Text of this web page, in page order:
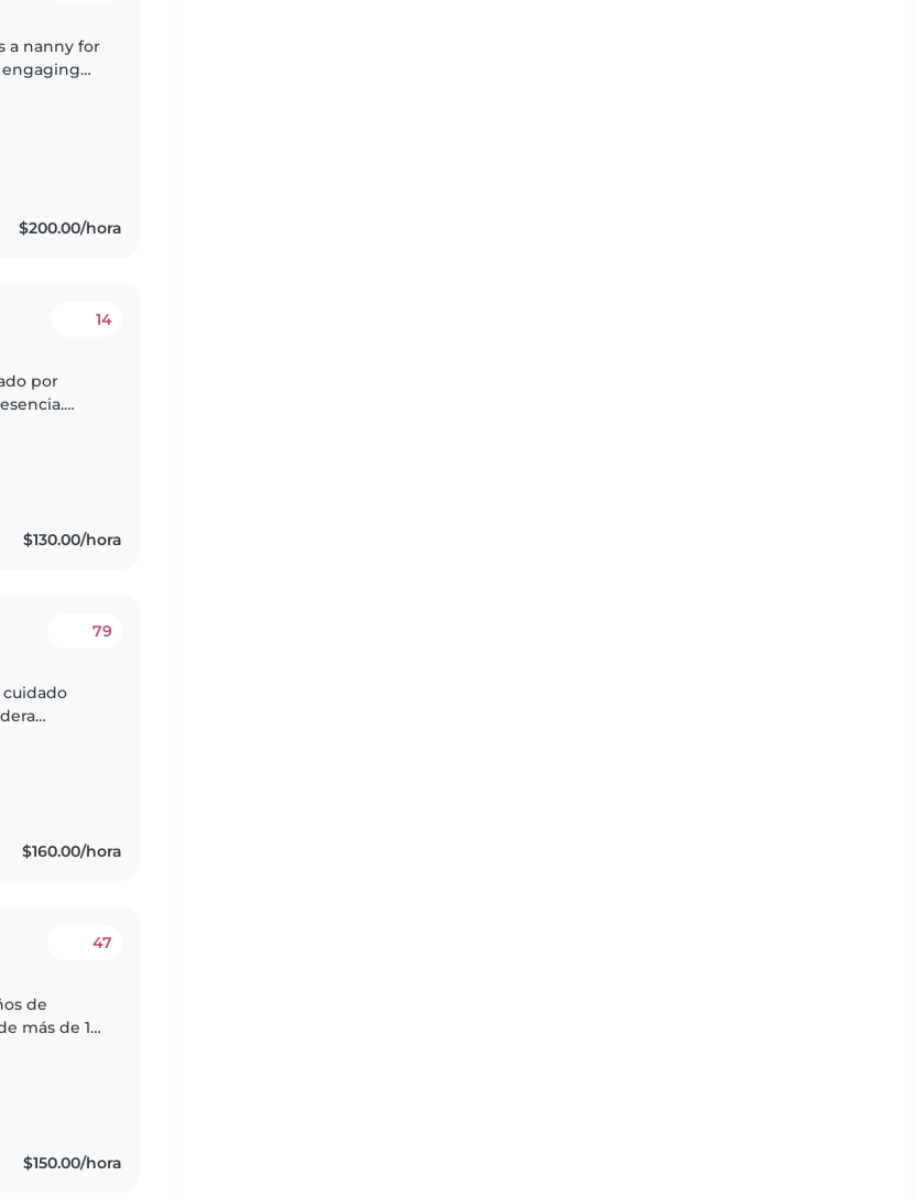
a nanny for
engaging
$200.00/hora
14
por
$130.00/hora
79
cuidado
$160.00/hora
47
de
más de 12
$150.00/hora